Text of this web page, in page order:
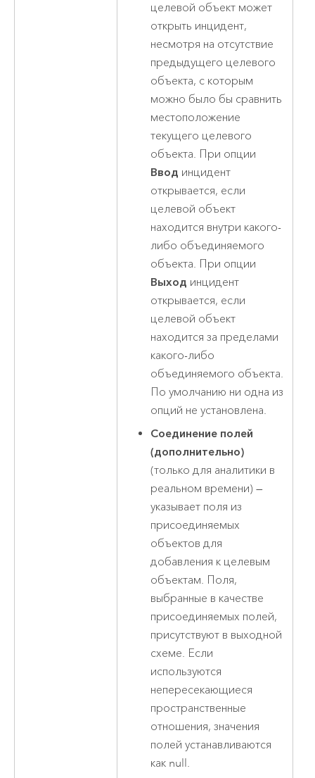
целевой объект может
открыть инцидент,
несмотря на отсутствие
предыдущего целевого
объекта, с которым
можно было бы сравнить
местоположение
текущего целевого
объекта. При опции
Ввод инцидент
открывается, если
целевой объект
находится внутри какого-
либо объединяемого
объекта. При опции
Выход инцидент
открывается, если
целевой объект
находится за пределами
какого-либо
объединяемого объекта.
По умолчанию ни одна из
опций не установлена.
Соединение полей
(дополнительно)
(только для аналитики в
реальном времени) —
указывает поля из
присоединяемых
объектов для
добавления к целевым
объектам. Поля,
выбранные в качестве
присоединяемых полей,
присутствуют в выходной
схеме. Если
используются
непересекающиеся
пространственные
отношения, значения
полей устанавливаются
как null.